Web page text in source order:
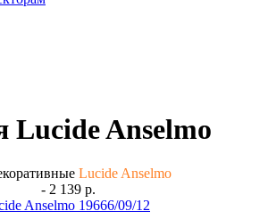
Lucide Anselmo
Lucide Anselmo
- 2 139 р.
Anselmo 19666/09/12